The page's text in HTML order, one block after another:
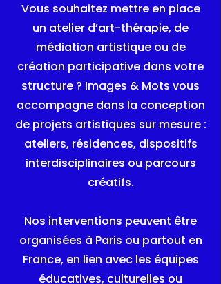
Vous souhaitez mettre en place
un atelier d’art-thérapie, de
médiation artistique ou de
création participative dans votre
structure ? Images & Mots vous
accompagne dans la conception
de projets artistiques sur mesure :
ateliers, résidences, dispositifs
interdisciplinaires ou parcours
créatifs.
Nos interventions peuvent être
organisées à Paris ou partout en
France, en lien avec les équipes
éducatives, culturelles ou